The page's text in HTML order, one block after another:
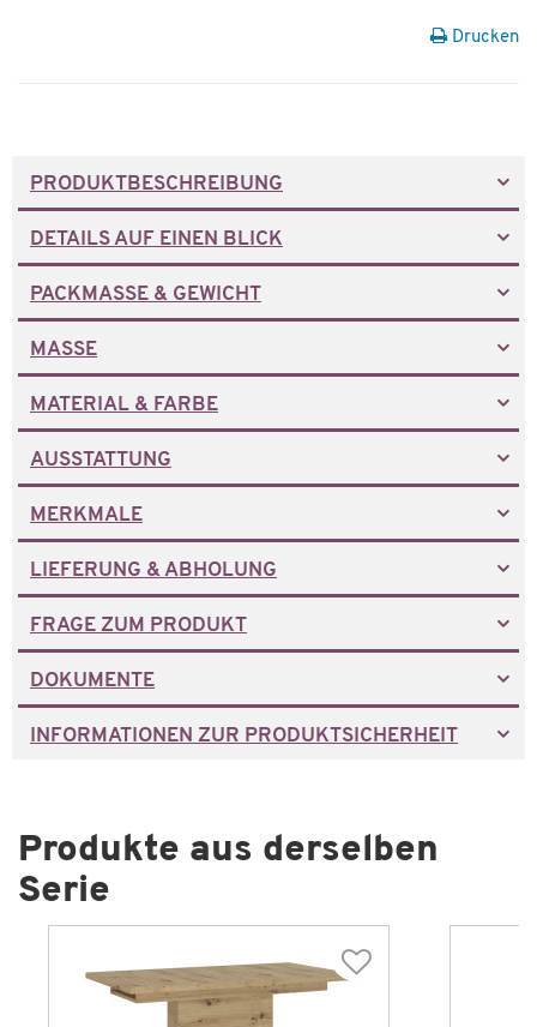
Drucken
PRODUKTBESCHREIBUNG
DETAILS AUF EINEN BLICK
PACKMASSE & GEWICHT
MASSE
MATERIAL & FARBE
AUSSTATTUNG
MERKMALE
LIEFERUNG & ABHOLUNG
FRAGE ZUM PRODUKT
DOKUMENTE
INFORMATIONEN ZUR PRODUKTSICHERHEIT
Produkte aus derselben
Serie